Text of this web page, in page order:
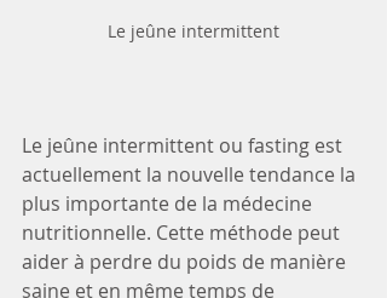
Le jeûne intermittent
Le jeûne intermittent ou fasting est
actuellement la nouvelle tendance la
plus importante de la médecine
nutritionnelle. Cette méthode peut
aider à perdre du poids de manière
saine et en même temps de